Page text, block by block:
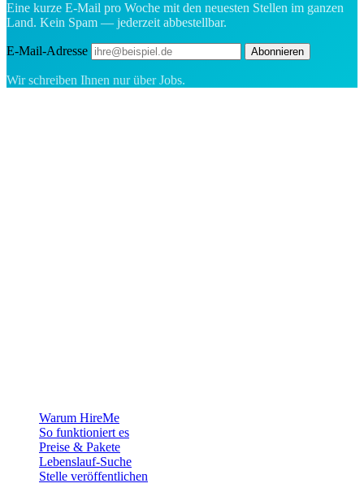
Eine kurze E-Mail pro Woche mit den neuesten Stellen im ganzen
Land. Kein Spam — jederzeit abbestellbar.
E-Mail-Adresse Abonnieren
Wir schreiben Ihnen nur über Jobs.
Warum HireMe
So funktioniert es
Preise & Pakete
Lebenslauf-Suche
Stelle veröffentlichen